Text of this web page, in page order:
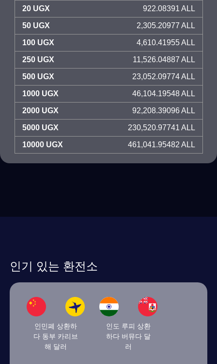
20 UGX 922.08391 ALL
50 UGX 2,305.20977 ALL
100 UGX 4,610.41955 ALL
250 UGX 11,526.04887 ALL
500 UGX 23,052.09774 ALL
1000 UGX 46,104.19548 ALL
2000 UGX 92,208.39096 ALL
5000 UGX 230,520.97741 ALL
10000 UGX 461,041.95482 ALL
인기 있는 환전소
인민폐 상환하
다 동부 카리브
해 달러
인도 루피 상환
하다 버뮤다 달
러